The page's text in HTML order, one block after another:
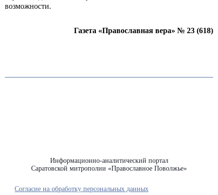
возможности.
Газета «Православная вера» № 23 (618)
Информационно-аналитический портал
Саратовской митрополии «Православное Поволжье»
Согласие на обработку персональных данных